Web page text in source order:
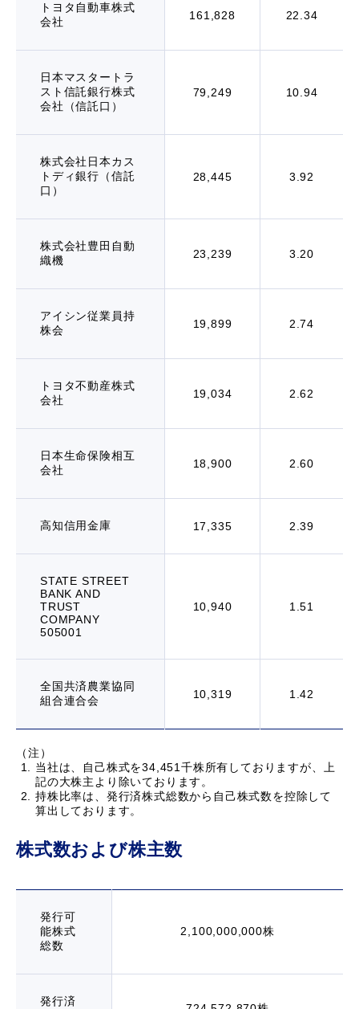
トヨタ自動車株式
会社
161,828 22.34
日本マスタートラ
スト信託銀行株式
会社（信託口）
79,249 10.94
株式会社日本カス
トディ銀行（信託
口）
28,445 3.92
株式会社豊田自動
織機
23,239 3.20
アイシン従業員持
株会
19,899 2.74
トヨタ不動産株式
会社
19,034 2.62
日本生命保険相互
会社
18,900 2.60
高知信用金庫 17,335 2.39
STATE STREET
BANK AND
TRUST
COMPANY
505001
10,940 1.51
全国共済農業協同
組合連合会
10,319 1.42
（注）
当社は、自己株式を34,451千株所有しておりますが、上
記の大株主より除いております。
持株比率は、発行済株式総数から自己株式数を控除して
算出しております。
株式数および株主数
発行可
能株式
総数
2,100,000,000株
発行済